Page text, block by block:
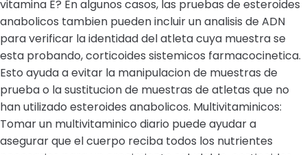
vitamina E? En algunos casos, las pruebas de esteroides
anabolicos tambien pueden incluir un analisis de ADN
para verificar la identidad del atleta cuya muestra se
esta probando, corticoides sistemicos farmacocinetica.
Esto ayuda a evitar la manipulacion de muestras de
prueba o la sustitucion de muestras de atletas que no
han utilizado esteroides anabolicos. Multivitaminicos:
Tomar un multivitaminico diario puede ayudar a
asegurar que el cuerpo reciba todos los nutrientes